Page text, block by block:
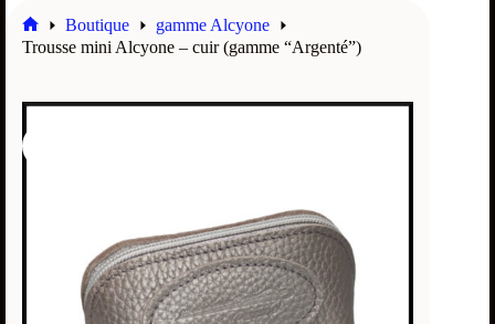
Boutique
gamme Alcyone
Trousse mini Alcyone – cuir (gamme “Argenté”)